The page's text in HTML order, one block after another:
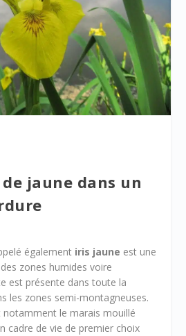
jaune dans un
également iris jaune est une
zones humides voire
est présente dans toute la
les zones semi-montagneuses.
notamment le marais mouillé
cadre de vie de premier choix